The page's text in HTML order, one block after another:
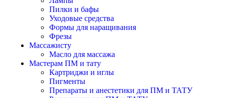
Пилки и бафы
Уходовые средства
Формы для наращивания
Фрезы
Массажисту
Масло для массажа
Мастерам ПМ и тату
Картриджи и иглы
Пигменты
Препараты и анестетики для ПМ и ТАТУ